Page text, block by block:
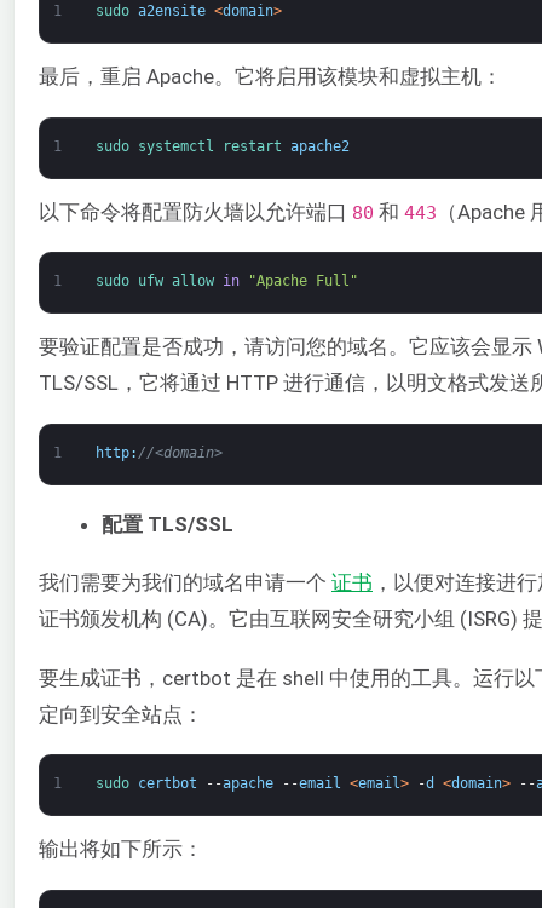
1 sudo a2ensite <domain>
最后，重启 Apache。它将启用该模块和虚拟主机：
1 sudo systemctl restart apache2
以下命令将配置防火墙以允许端口 80 和 443 （
1 sudo ufw allow in "Apache Full"
要验证配置是否成功，请访问您的域名。它应该会显
TLS/SSL，它将通过 HTTP 进行通信，以明文格式发送
1 http: //<domain>
配置 TLS/SSL
我们需要为我们的域名申请一个 证书 ，以便对连接进
证书颁发机构 (CA)。它由互联网安全研究小组 (ISRG)
要生成证书，certbot 是在 shell 中使用的工具。运行
定向到安全站点：
1 sudo certbot --apache --email <email> -d <domain> --
输出将如下所示：